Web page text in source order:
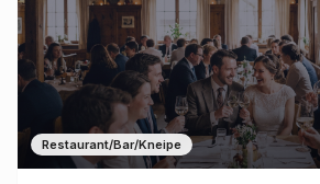
Restaurant/Bar/Kneipe